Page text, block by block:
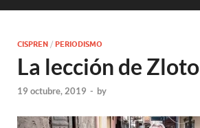
CISPREN / PERIODISMO
La lección de Zloto
19 octubre, 2019 - by